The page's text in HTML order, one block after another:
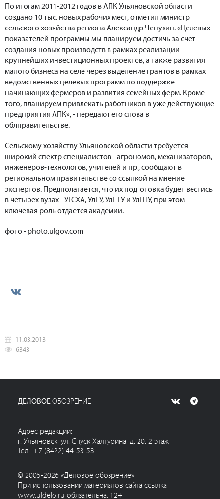
По итогам 2011-2012 годов в АПК Ульяновской области
создано 10 тыс. новых рабочих мест, отметил министр
сельского хозяйства региона Александр Чепухин. «Целевых
показателей программы мы планируем достичь за счет
создания новых производств в рамках реализации
крупнейших инвестиционных проектов, а также развития
малого бизнеса на селе через выделение грантов в рамках
ведомственных целевых программ по поддержке
начинающих фермеров и развития семейных ферм. Кроме
того, планируем привлекать работников в уже действующие
предприятия АПК», - передают его слова в
облправительстве.
Сельскому хозяйству Ульяновской области требуется
широкий спектр специалистов - агрономов, механизаторов,
инженеров-технологов, учителей и пр., сообщают в
региональном правительстве со ссылкой на мнение
экспертов. Предполагается, что их подготовка будет вестись
в четырех вузах - УГСХА, УлГУ, УлГТУ и УлГПУ, при этом
ключевая роль отдается академии.
фото - photo.ulgov.com
11.03.2013
6343
ДЕЛОВОЕ ОБОЗРЕНИЕ
Адрес редакции:
г. Ульяновск, ул. Спуск Халтурина, д. 20, 2 этаж
Тел.: +7 (8422) 44-53-53
© 2005-2026 «Деловое обозрение»
При использовании материалов сайта ссылка
www.uldelo.ru обязательна. 12+